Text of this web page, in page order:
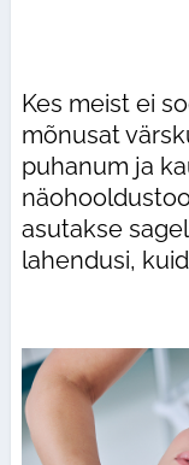
Kes meist ei
mõnusat
puhanum ja
asutakse
lahendusi,